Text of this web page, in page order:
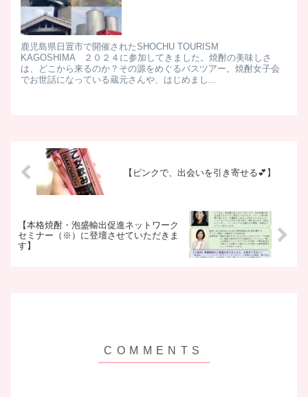
鹿児島県日置市で開催されたSHOCHU TOURISM
KAGOSHIMA ２０２４に参加してきました。 ​焼酎の美味しさ
は、どこから来るのか？その源をめぐるバスツアー。 ​焼酎女子会
でお世話になっている蔵元さんや、はじめまし...
【ピンクで、出会いを引き寄せる💕】
【本格焼酎・泡盛輸出促進ネットワーク
セミナー（※）に登壇させていただきま
す】